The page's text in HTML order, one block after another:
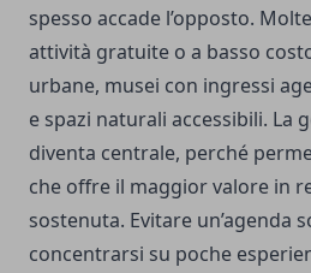
spesso accade l’opposto.
attività gratuite o a basso
urbane, musei con ingressi
e spazi naturali accessibili. La
diventa centrale, perché
che offre il maggior valore in
sostenuta. Evitare un’agenda
concentrarsi su poche